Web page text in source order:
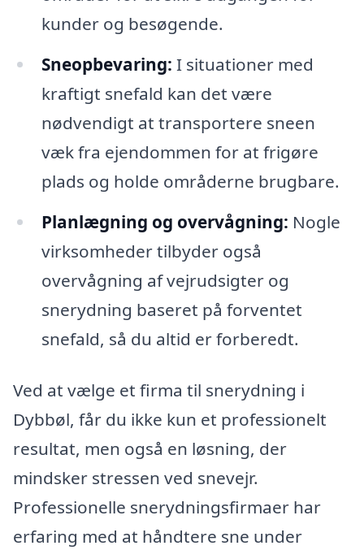
kunder og besøgende.
Sneopbevaring: I situationer med
kraftigt snefald kan det være
nødvendigt at transportere sneen
væk fra ejendommen for at frigøre
plads og holde områderne brugbare.
Planlægning og overvågning: Nogle
virksomheder tilbyder også
overvågning af vejrudsigter og
snerydning baseret på forventet
snefald, så du altid er forberedt.
Ved at vælge et firma til snerydning i
Dybbøl, får du ikke kun et professionelt
resultat, men også en løsning, der
mindsker stressen ved snevejr.
Professionelle snerydningsfirmaer har
erfaring med at håndtere sne under